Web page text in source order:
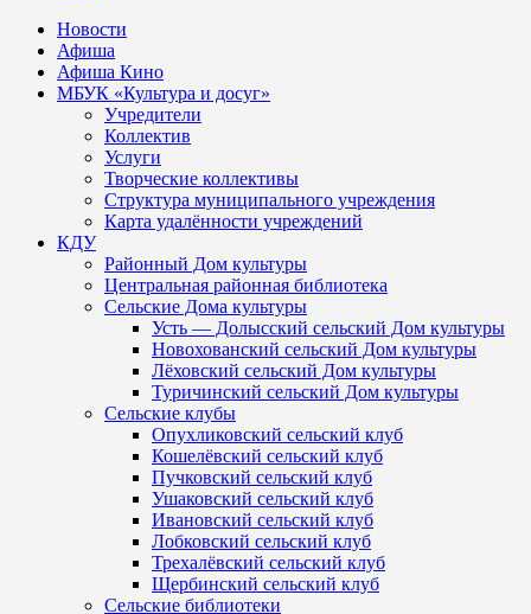
Новости
Афиша
Афиша Кино
МБУК «Культура и досуг»
Учредители
Коллектив
Услуги
Творческие коллективы
Структура муниципального учреждения
Карта удалённости учреждений
КДУ
Районный Дом культуры
Центральная районная библиотека
Сельские Дома культуры
Усть — Долысский сельский Дом культуры
Новохованский сельский Дом культуры
Лёховский сельский Дом культуры
Туричинский сельский Дом культуры
Сельские клубы
Опухликовский сельский клуб
Кошелёвский сельский клуб
Пучковский сельский клуб
Ушаковский сельский клуб
Ивановский сельский клуб
Лобковский сельский клуб
Трехалёвский сельский клуб
Щербинский сельский клуб
Сельские библиотеки